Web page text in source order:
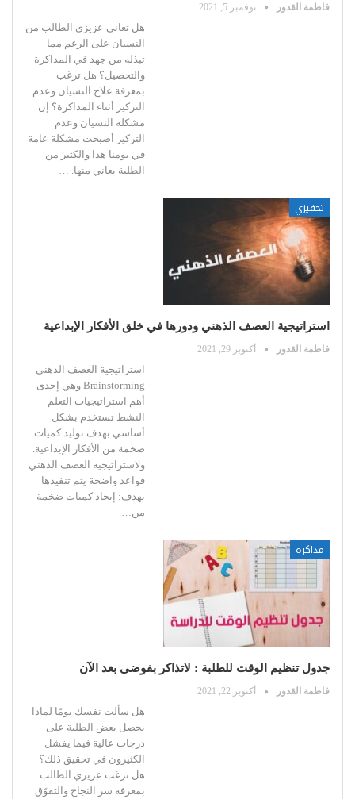
فاطمة القدور نوفمبر 5, 2021
هل تعاني عزيزي الطالب من
النسيان على الرغم مما
تبذله من جهد في المذاكرة
والتحصيل؟ هل ترغب
بمعرفة علاج النسيان وعدم
التركيز أثناء المذاكرة؟ إن
مشكلة النسيان وعدم
التركيز أصبحت مشكلة عامة
في يومنا هذا والكثير من
الطلبة يعاني منها.
تحفيزي
استراتيجية العصف الذهني ودورها في خلق الأفكار الإبداعية
فاطمة القدور أكتوبر 29, 2021
استراتيجية العصف الذهني
Brainstorming وهي إحدى
أهم استراتيجيات التعلم
النشط تستخدم بشكل
أساسي بهدف توليد كميات
ضخمة من الأفكار الإبداعية.
ولاستراتيجية العصف الذهني
قواعد واضحة يتم تنفيذها
بهدف: إيجاد كميات ضخمة
من…
مذاكرة
جدول تنظيم الوقت للطلبة : لاتذاكر بفوضى بعد الآن
فاطمة القدور أكتوبر 22, 2021
هل سألت نفسك يومًا لماذا
يحصل بعض الطلبة على
درجات عالية فيما يفشل
الكثيرون في تحقيق ذلك؟
هل ترغب عزيزي الطالب
بمعرفة سر النجاح والتفوّق